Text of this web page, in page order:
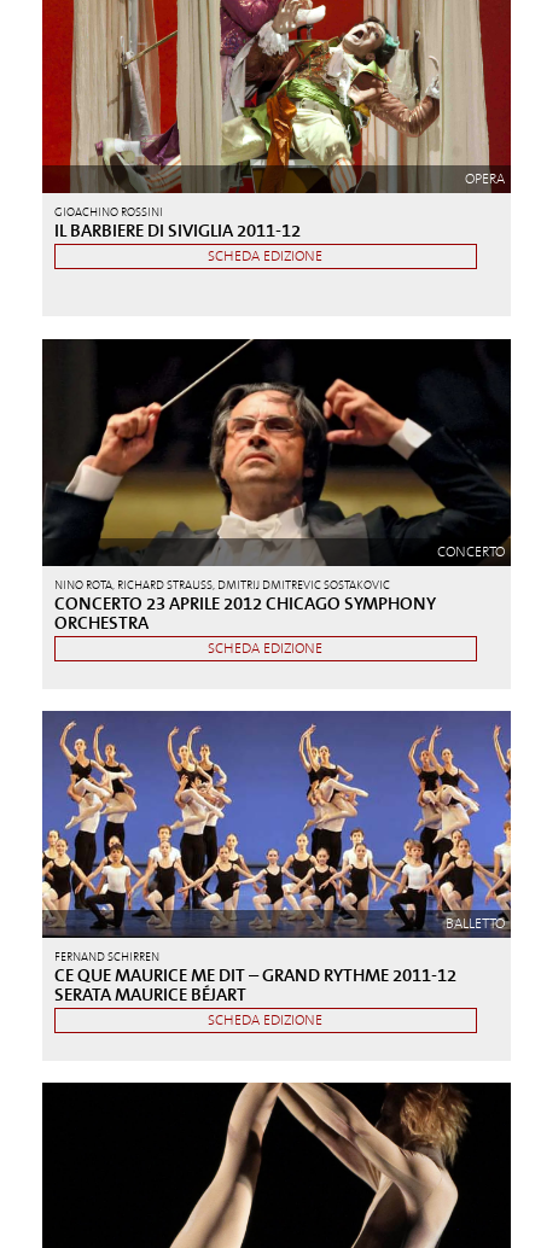
OPERA
GIOACHINO ROSSINI
IL BARBIERE DI SIVIGLIA 2011-12
SCHEDA EDIZIONE
CONCERTO
NINO ROTA, RICHARD STRAUSS, DMITRIJ DMITREVIC SOSTAKOVIC
CONCERTO 23 APRILE 2012 CHICAGO SYMPHONY
ORCHESTRA
SCHEDA EDIZIONE
BALLETTO
FERNAND SCHIRREN
CE QUE MAURICE ME DIT – GRAND RYTHME 2011-12
SERATA MAURICE BÉJART
SCHEDA EDIZIONE